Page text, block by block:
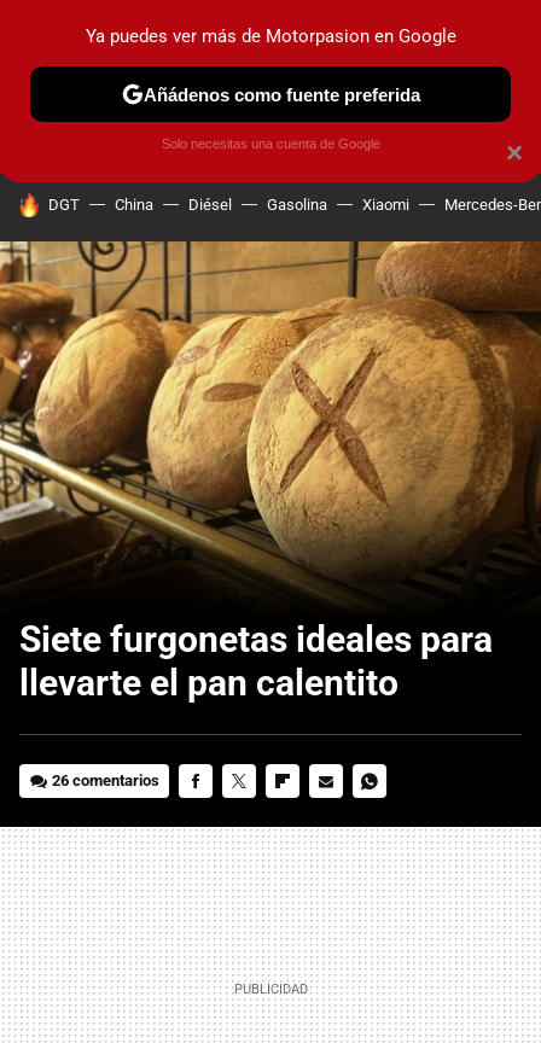
PRUEBAS COCHES ELÉCTRICOS OBSERVATORIO
HOY SE HABLA DE
DGT China Diésel Gasolina Xiaomi Mercedes-
Siete furgonetas ideales para
llevarte el pan calentito
26 comentarios
MAIL
×
Ya puedes ver más de Motorpasion en Google
Añádenos como fuente preferida
Solo necesitas una cuenta de Google